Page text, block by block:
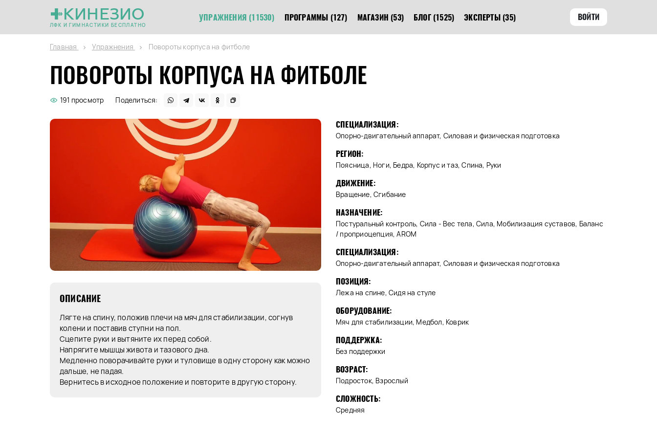
КИНЕЗИО
ЛФК И ГИМНАСТИКИ БЕСПЛАТНО
УПРАЖНЕНИЯ (11530) ПРОГРАММЫ (127) МАГАЗИН (53) БЛОГ (1525) ЭКСПЕРТЫ (35) ВОЙТИ
Главная Упражнения Повороты корпуса на фитболе
ПОВОРОТЫ КОРПУСА НА ФИТБОЛЕ
191 просмотр Поделиться:
ОПИСАНИЕ
Лягте на спину, положив плечи на мяч для стабилизации, согнув
колени и поставив ступни на пол.
Сцепите руки и вытяните их перед собой.
Напрягите мышцы живота и тазового дна.
Медленно поворачивайте руки и туловище в одну сторону как можно
дальше, не падая.
Вернитесь в исходное положение и повторите в другую сторону.
СПЕЦИАЛИЗАЦИЯ:
Опорно-двигательный аппарат, Силовая и физическая подготовка
РЕГИОН:
Поясница, Ноги, Бедра, Корпус и таз, Спина, Руки
ДВИЖЕНИЕ:
Вращение, Сгибание
НАЗНАЧЕНИЕ:
Постуральный контроль, Сила - Вес тела, Сила, Мобилизация суставов, Баланс
/ проприоцепция, AROM
СПЕЦИАЛИЗАЦИЯ:
Опорно-двигательный аппарат, Силовая и физическая подготовка
ПОЗИЦИЯ:
Лежа на спине, Сидя на стуле
ОБОРУДОВАНИЕ:
Мяч для стабилизации, Медбол, Коврик
ПОДДЕРЖКА:
Без поддержки
ВОЗРАСТ:
Подросток, Взрослый
СЛОЖНОСТЬ:
Средняя